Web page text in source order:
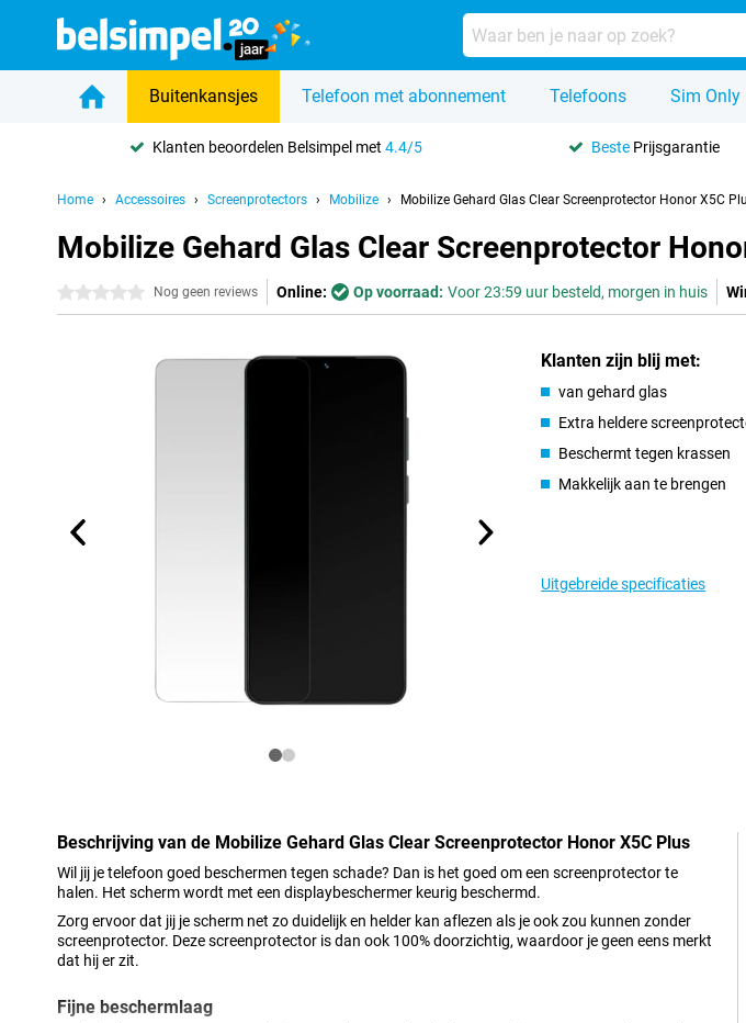
Buitenkansjes Telefoon met abonnement Telefoons Sim Only
Klanten beoordelen Belsimpel met4.4/5 Beste Prijsgarantie
Home Accessoires Screenprotectors Mobilize Mobilize Gehard Glas Clear Screenprotector Honor X5C
Mobilize Gehard Glas Clear Screenprotector
0 sterren Nog geen reviews Online: Op voorraad: Voor 23:59 uur besteld, morgen in huis
Klanten zijn blij met:
van gehard glas
Extra heldere
Beschermt tegen krassen
Makkelijk aan te brengen
Uitgebreide specificaties
Beschrijving van de Mobilize Gehard Glas Clear Screenprotector Honor X5C Plus
Wil jij je telefoon goed beschermen tegen schade? Dan is het goed om een screenprotector te
halen. Het scherm wordt met een displaybeschermer keurig beschermd.
Zorg ervoor dat jij je scherm net zo duidelijk en helder kan aflezen als je ook zou kunnen zonder
screenprotector. Deze screenprotector is dan ook 100% doorzichtig, waardoor je geen eens merkt
dat hij er zit.
Fijne beschermlaag